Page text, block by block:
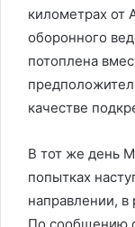
километрах
оборонного
потоплена
качестве
В тот же день
попытках
направлении,